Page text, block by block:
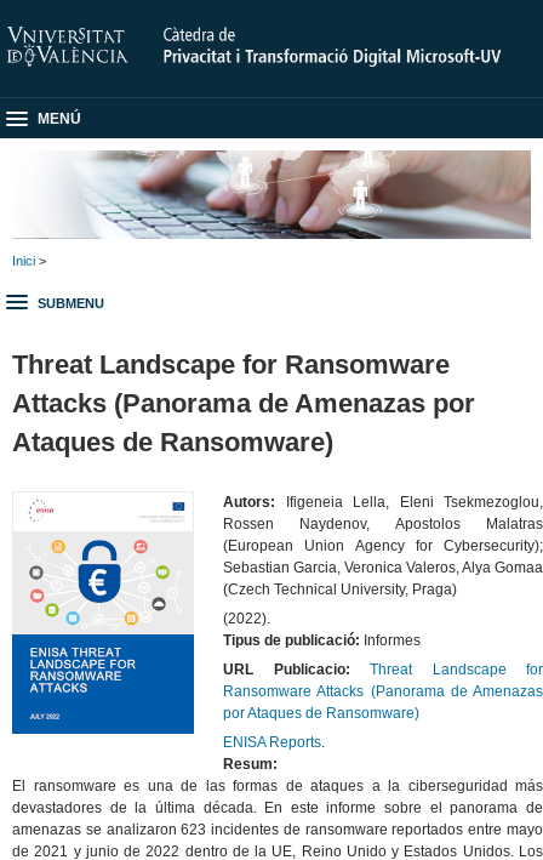
MENÚ
Inici >
SUBMENU
Threat Landscape for Ransomware
Attacks (Panorama de Amenazas por
Ataques de Ransomware)
Autors:
Ifigeneia Lella, Eleni Tsekmezoglou,
Rossen Naydenov, Apostolos Malatras
(European Union Agency for Cybersecurity);
Sebastian Garcia, Veronica Valeros, Alya Gomaa
(Czech Technical University, Praga)
(2022).
Tipus de publicació: Informes
URL Publicacio: Threat Landscape for
Ransomware Attacks (Panorama de Amenazas
por Ataques de Ransomware)
ENISA Reports
Resum:
El ransomware es una de las formas de ataques a la ciberseguridad más
devastadores de la última década. En este informe sobre el panorama de
amenazas se analizaron 623 incidentes de ransomware reportados entre mayo
de 2021 y junio de 2022 dentro de la UE, Reino Unido y Estados Unidos. Los